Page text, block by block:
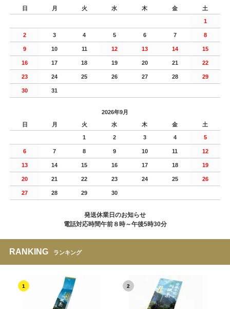
日
月 火 水 木 金 土
1
2 3 4 5 6 7 8
9 10 11 12 13 14 15
16 17 18 19 20 21 22
23 24 25 26 27 28 29
30 31
2026年9月
日
月 火 水 木 金 土
1 2 3 4 5
6 7 8 9 10 11 12
13 14 15 16 17 18 19
20 21 22 23 24 25 26
27 28 29 30
発送休業日のお知らせ
電話対応時間午前８時～午後5時30分
RANKING ランキング
1 2